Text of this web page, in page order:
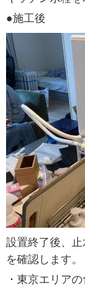
●施工後
設置終了後、
を確認します。
・東京エリア